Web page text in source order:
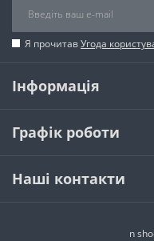
Я прочитавУгода
Інформація
Графік роботи
Наші контакти
n